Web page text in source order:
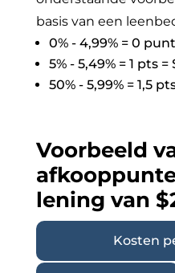
basis van een
0% - 4,99% = 0
5% - 5,49% = 1 pts =
50% - 5,99% = 1,5
Voorbeeld
lening van
Kosten